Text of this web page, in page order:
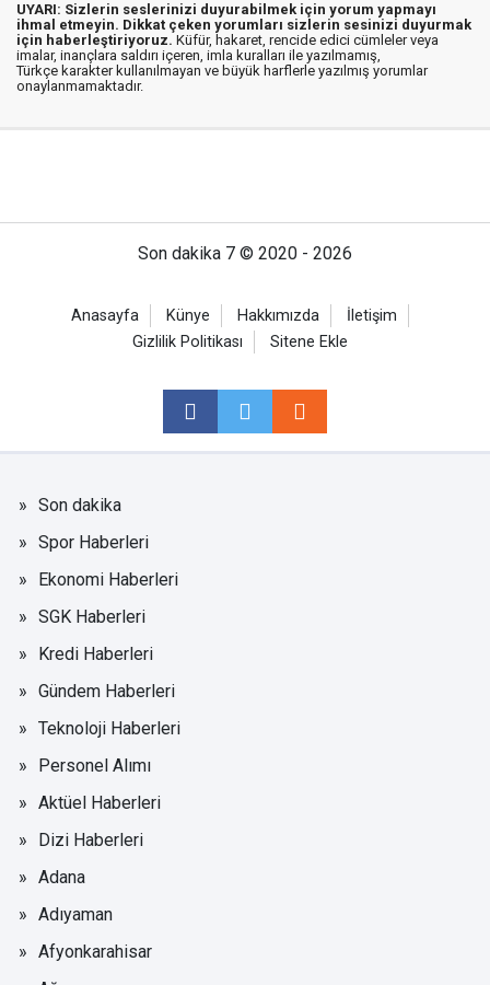
UYARI: Sizlerin seslerinizi duyurabilmek için yorum yapmayı
ihmal etmeyin. Dikkat çeken yorumları sizlerin sesinizi duyurmak
için haberleştiriyoruz. Küfür, hakaret, rencide edici cümleler veya
imalar, inançlara saldırı içeren, imla kuralları ile yazılmamış,
Türkçe karakter kullanılmayan ve büyük harflerle yazılmış yorumlar
onaylanmamaktadır.
Son dakika 7 © 2020 - 2026
Anasayfa Künye Hakkımızda
İletişim
Gizlilik Politikası
Sitene Ekle
Son dakika
Spor Haberleri
Ekonomi Haberleri
SGK Haberleri
Kredi Haberleri
Gündem Haberleri
Teknoloji Haberleri
Personel Alımı
Aktüel Haberleri
Dizi Haberleri
Adana
Adıyaman
Afyonkarahisar